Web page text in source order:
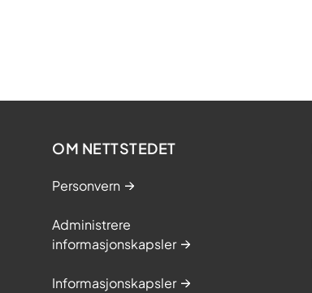
OM NETTSTEDET
Personvern
Administrere
informasjonskapsler
Informasjonskapsler